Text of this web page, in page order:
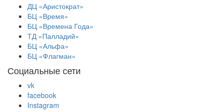
ДЦ «Аристократ»
БЦ «Время»
БЦ «Времена Года»
ТД «Палладий»
БЦ «Альфа»
БЦ «Флагман»
Социальные сети
vk
facebook
Instagram